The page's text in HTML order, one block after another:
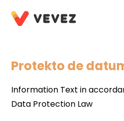
Protekto de